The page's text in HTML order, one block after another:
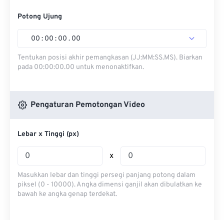
Potong Ujung
00 : 00 : 00 . 00
Tentukan posisi akhir pemangkasan (JJ:MM:SS.MS). Biarkan
pada 00:00:00.00 untuk menonaktifkan.
Pengaturan Pemotongan Video
Lebar x Tinggi (px)
x
Masukkan lebar dan tinggi persegi panjang potong dalam
piksel (0 - 10000). Angka dimensi ganjil akan dibulatkan ke
bawah ke angka genap terdekat.